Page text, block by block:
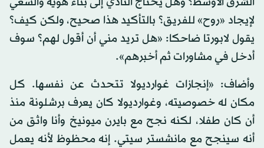
لإيجاد «روح» للفريق؟ بالتأكيد هذا صحيح، ولكن كيف؟
يقول لابورتا ضاحكا: «هل تريد مني أن أقول لهم؟ سوف
أدخل في مشاورات ثم أخبرهم».
وأضاف: «إنجازات غوارديولا تتحدث عن نفسها. كل
مكان له خصوصيته، وغوارديولا كان يعرف برشلونة منذ
أن كان طفلا، لكنه نجح مع بايرن ميونيخ وأنا واثق من
أنه سينجح مع مانشستر سيتي. إنه محظوظ لأنه يعمل